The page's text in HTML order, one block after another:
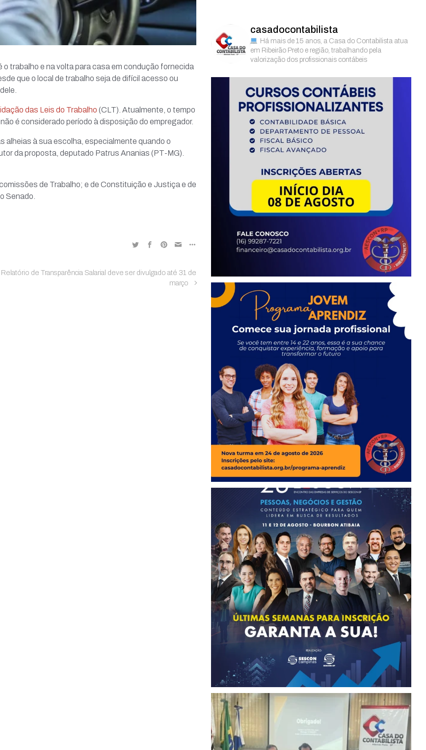
trabalho e na volta para casa em condução fornecida
que o local de trabalho seja de difícil acesso ou
das Leis do Trabalho (CLT). Atualmente, o tempo
é considerado período à disposição do empregador.
alheias à sua escolha, especialmente quando o
da proposta, deputado Patrus Ananias (PT-MG).
de Trabalho; e de Constituição e Justiça e de
Senado.
Relatório de Transparência Salarial deve ser divulgado até 31 de
março
casadocontabilista
Há mais de 15 anos, a Casa do Contabilista atua
em Ribeirão Preto e região, trabalhando pela
valorização dos profissionais contábeis